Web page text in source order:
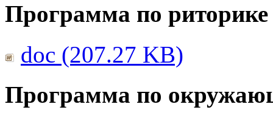
Программа по риторике
doc (207.27 KB)
Программа по